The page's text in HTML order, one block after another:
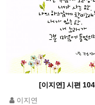
[이지연] 시편 104
이지연